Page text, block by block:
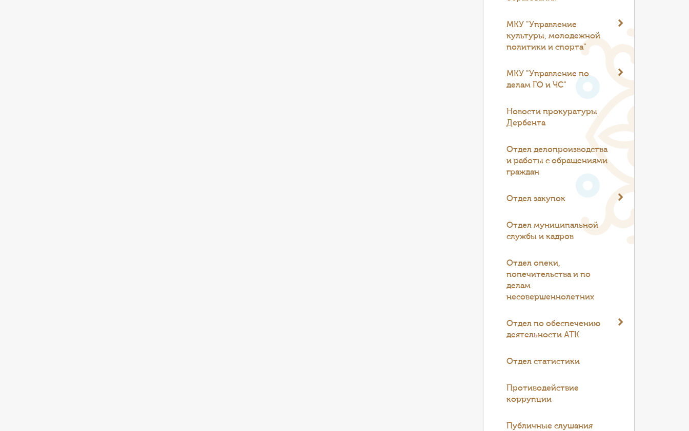
МКУ "Управление
культуры, молодежной
политики и спорта"
МКУ "Управление по
делам ГО и ЧС"
Новости прокуратуры
Дербента
Отдел делопроизводства
и работы с обращениями
граждан
Отдел закупок
Отдел муниципальной
службы и кадров
Отдел опеки,
попечительства и по
делам
несовершеннолетних
Отдел по обеспечению
деятельности АТК
Отдел статистики
Противодействие
коррупции
Публичные слушания